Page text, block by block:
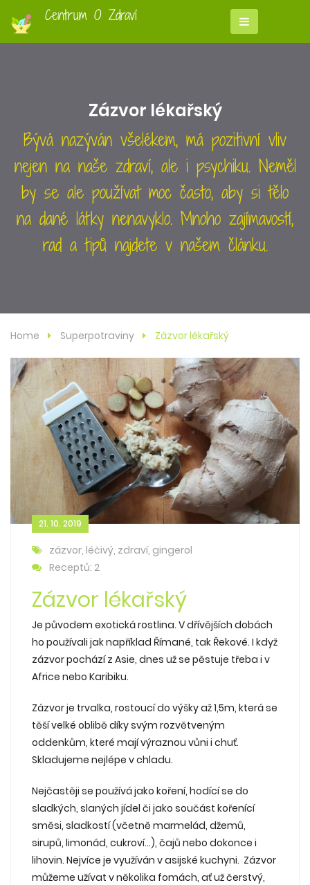
Centrum O Zdraví
Zázvor lékařský
Bývá nazýván všelékem, má pozitivní vliv
nejen na naše zdraví, ale i psychiku. Neměl
by se ale používat moc často, aby si tělo
na dané látky nenavyklo. Mnoho zajímavostí,
rad a tipů najdete v našem článku.
Home Superpotraviny Zázvor lékařský
21. 10. 2019
zázvor, léčivý, zdraví, gingerol
Receptů: 2
Zázvor lékařský
Je původem exotická rostlina. V dřívějších dobách
ho používali jak například Římané, tak Řekové. I když
zázvor pochází z Asie, dnes už se pěstuje třeba i v
Africe nebo Karibiku.
Zázvor je trvalka, rostoucí do výšky až 1,5m, která se
těší velké oblibě díky svým rozvětveným
oddenkům, které mají výraznou vůni i chuť.
Skladujeme nejlépe v chladu.
Nejčastěji se používá jako koření, hodící se do
sladkých, slaných jídel či jako součást kořenící
směsi, sladkostí (včetně marmelád, džemů,
sirupů, limonád, cukroví...), čajů nebo dokonce i
lihovin. Nejvíce je využíván v asijské kuchyni. Zázvor
můžeme užívat v několika fomách, ať už čerstvý,